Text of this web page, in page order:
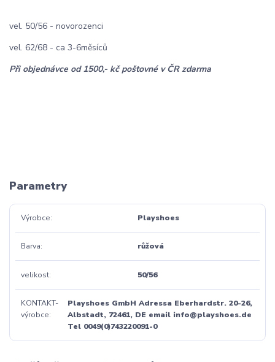
vel. 50/56 - novorozenci
vel. 62/68 - ca 3-6měsíců
Při objednávce od 1500,- kč poštovné v ČR zdarma
Parametry
Výrobce Playshoes
Barva růžová
velikost 50/56
KONTAKT-
výrobce
Playshoes GmbH Adressa Eberhardstr. 20-26,
Albstadt, 72461, DE email info@playshoes.de
Tel 0049(0)743220091-0